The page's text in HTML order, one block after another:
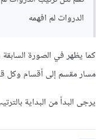
الدروات لم افهمه
كما يظهر في الصورة
مسار مقسم إلى أقسام وكل
يرجى البدأ من البداية